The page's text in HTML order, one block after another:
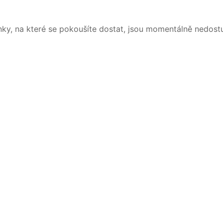
na které se pokoušíte dostat, jsou momentálně